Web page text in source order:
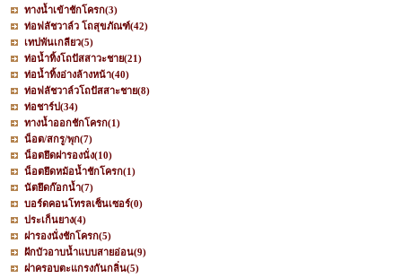
ทางน้ำเข้าชักโครก(3)
ท่อฟลัชวาล์ว โถสุขภัณฑ์(42)
เทปพันเกลียว(5)
ท่อน้ำทิ้งโถปัสสาวะชาย(21)
ท่อน้ำทิ้งอ่างล้างหน้า(40)
ท่อฟลัชวาล์วโถปัสสาะชาย(8)
ท่อชาร์ป(34)
ทางน้ำออกชักโครก(1)
น็อต/สกรู/พุก(7)
น็อตยึดฝารองนั่ง(10)
น็อตยึดหม้อน้ำชักโครก(1)
นัตยึดก๊อกน้ำ(7)
บอร์ดคอนโทรลเซ็นเซอร์(0)
ประเก็นยาง(4)
ฝารองนั่งชักโครก(5)
ฝักบัวอาบน้ำแบบสายอ่อน(9)
ฝาครอบตะแกรงกันกลิ่น(5)